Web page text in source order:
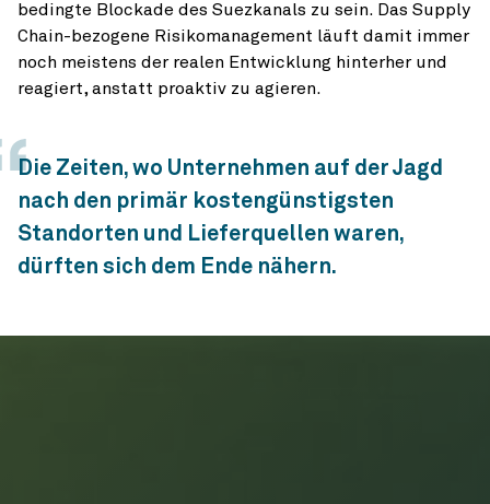
bedingte Blockade des Suezkanals zu sein. Das Supply
Chain-bezogene Risikomanagement läuft damit immer
noch meistens der realen Entwicklung hinterher und
reagiert, anstatt proaktiv zu agieren.
Die Zeiten, wo Unternehmen auf der Jagd
nach den primär kostengünstigsten
Standorten und Lieferquellen waren,
dürften sich dem Ende nähern.